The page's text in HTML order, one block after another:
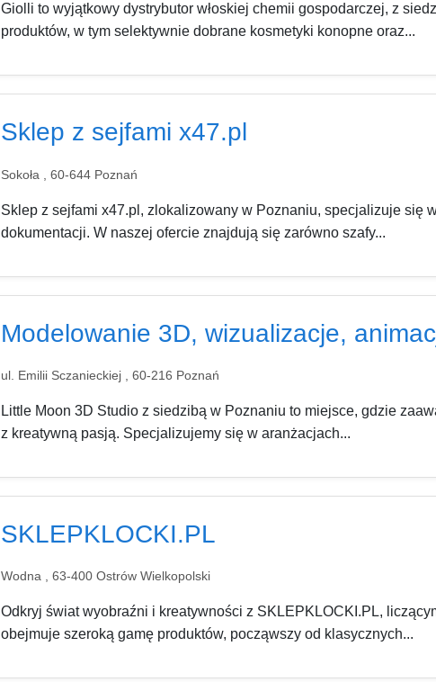
Giolli to wyjątkowy dystrybutor włoskiej chemii gospodarczej, z
produktów, w tym selektywnie dobrane kosmetyki konopne oraz...
Sklep z sejfami x47.pl
Sokoła , 60-644 Poznań
Sklep z sejfami x47.pl, zlokalizowany w Poznaniu, specjalizuje się
dokumentacji. W naszej ofercie znajdują się zarówno szafy...
Modelowanie 3D, wizualizacje,
ul. Emilii Sczanieckiej , 60-216 Poznań
Little Moon 3D Studio z siedzibą w Poznaniu to miejsce, gdzie
z kreatywną pasją. Specjalizujemy się w aranżacjach...
SKLEPKLOCKI.PL
Wodna , 63-400 Ostrów Wielkopolski
Odkryj świat wyobraźni i kreatywności z SKLEPKLOCKI.PL,
obejmuje szeroką gamę produktów, począwszy od klasycznych...